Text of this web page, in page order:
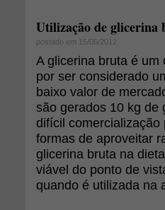
Utilização de glicerina
postado em 15/05/2012
A glicerina bruta é
por ser considerado
baixo valor de
são gerados 10 kg de
difícil comercialização
formas de aproveitar
glicerina bruta na
viável do ponto de
quando é utilizada na